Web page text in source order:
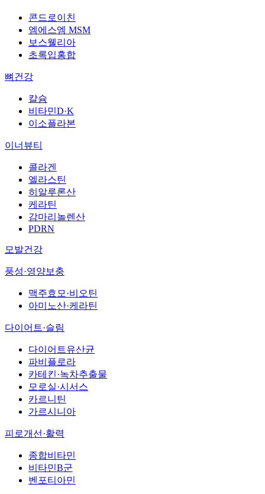
콘드로이친
엠에스엠 MSM
보스웰리아
초록입홍합
뼈건강
칼슘
비타민D·K
이소플라본
이너뷰티
콜라겐
엘라스틴
히알루론산
케라틴
감마리놀렌산
PDRN
모발건강
풍성·영양보충
맥주효모·비오틴
아미노산·케라틴
다이어트·슬림
다이어트유산균
파비플로라
카테킨·녹차추출물
모로실·시서스
카르니틴
가르시니아
피로개선·활력
종합비타민
비타민B군
벤포티아민